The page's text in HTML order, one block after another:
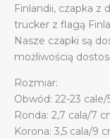
Finlandii, czapka z
trucker z flagą
Nasze czapki są
możliwością
Rozmiar:
Obwód: 22-23 cale/
Ronda: 2,7 cala/7
Korona: 3,5 cala/9